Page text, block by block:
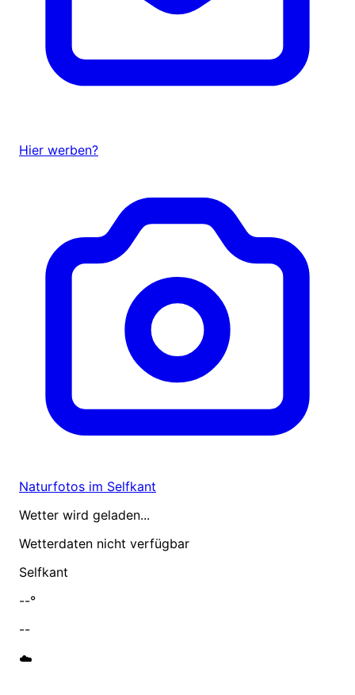
Hier werben?
Naturfotos im Selfkant
Wetter wird geladen...
Wetterdaten nicht verfügbar
Selfkant
--°
--
☁️